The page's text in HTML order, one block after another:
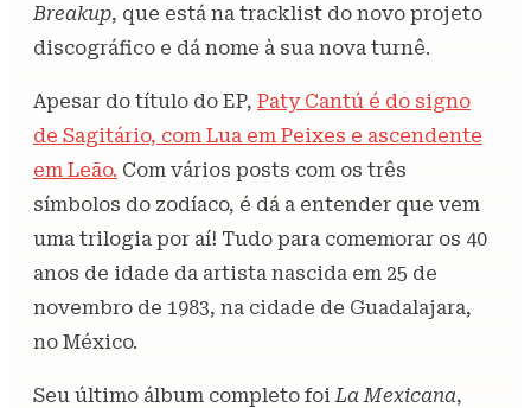
Breakup, que está na tracklist do novo projeto
discográfico e dá nome à sua nova turnê.
Apesar do título do EP, Paty Cantú é do signo
de Sagitário, com Lua em Peixes e ascendente
em Leão. Com vários posts com os três
símbolos do zodíaco, é dá a entender que vem
uma trilogia por aí! Tudo para comemorar os 40
anos de idade da artista nascida em 25 de
novembro de 1983, na cidade de Guadalajara,
no México.
Seu último álbum completo foiLa Mexicana,